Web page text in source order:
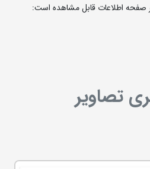
صفحه اطلاعات قابل مشاهده است:
تصاویر